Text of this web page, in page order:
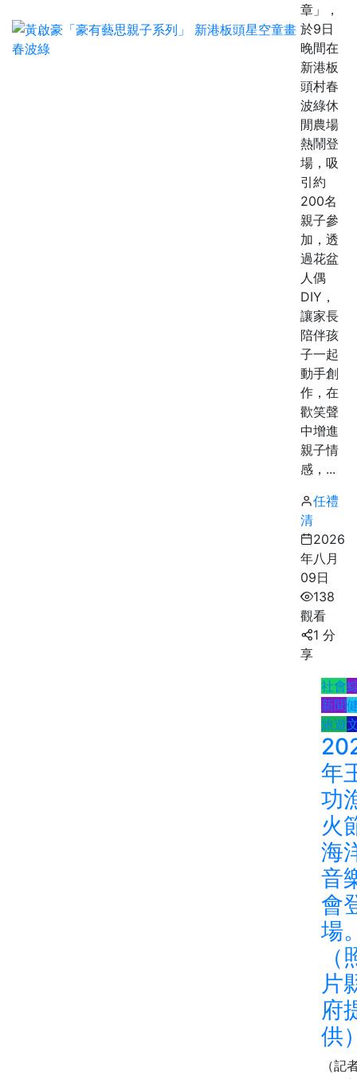
章」，
於9日
晚間在
新港板
頭村春
波綠休
閒農場
熱鬧登
場，吸
引約
200名
親子參
加，透
過花盆
人偶
DIY，
讓家長
陪伴孩
子一起
動手創
作，在
歡笑聲
中增進
親子情
感，...
任禮
清
2026
年八月
09日
138
觀看
1 分
享
社會
新聞
旅遊
年
功
火
海
音
會
場
（
片
府
供
（記